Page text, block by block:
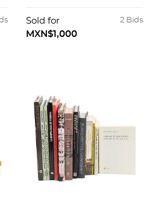
2 Bids
Sold for
MXN$1,000